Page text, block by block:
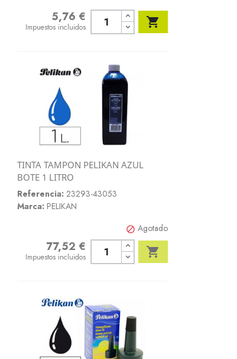
5,76 €
Impuestos incluidos 

TINTA TAMPON PELIKAN AZUL
BOTE 1 LITRO
Referencia: 23293-43053
Marca: PELIKAN
 Agotado
Precio77,52 €
Impuestos incluidos 